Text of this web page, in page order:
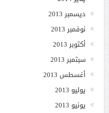
ديسمبر 2013
نوفمبر 2013
أكتوبر 2013
سبتمبر 2013
أغسطس 2013
يوليو 2013
يونيو 2013